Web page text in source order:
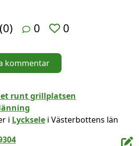
(0) 0 0
kommentar
i Lycksele i Västerbottens län